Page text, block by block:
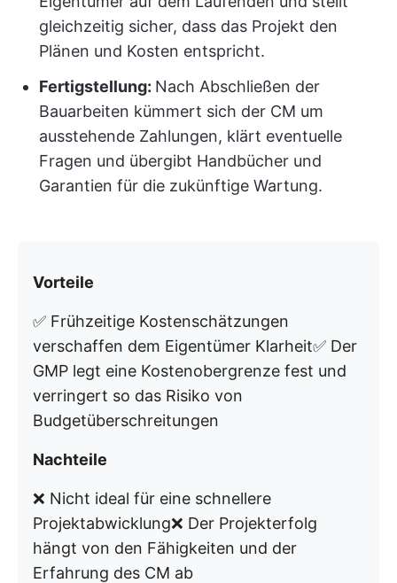
gleichzeitig sicher, dass das Projekt den
Plänen und Kosten entspricht.
Fertigstellung: Nach Abschließen der
Bauarbeiten kümmert sich der CM um
ausstehende Zahlungen, klärt eventuelle
Fragen und übergibt Handbücher und
Garantien für die zukünftige Wartung.
Vorteile
✅ Frühzeitige Kostenschätzungen
verschaffen dem Eigentümer Klarheit✅ Der
GMP legt eine Kostenobergrenze fest und
verringert so das Risiko von
Budgetüberschreitungen
Nachteile
❌ Nicht ideal für eine schnellere
Projektabwicklung❌ Der Projekterfolg
hängt von den Fähigkeiten und der
Erfahrung des CM ab